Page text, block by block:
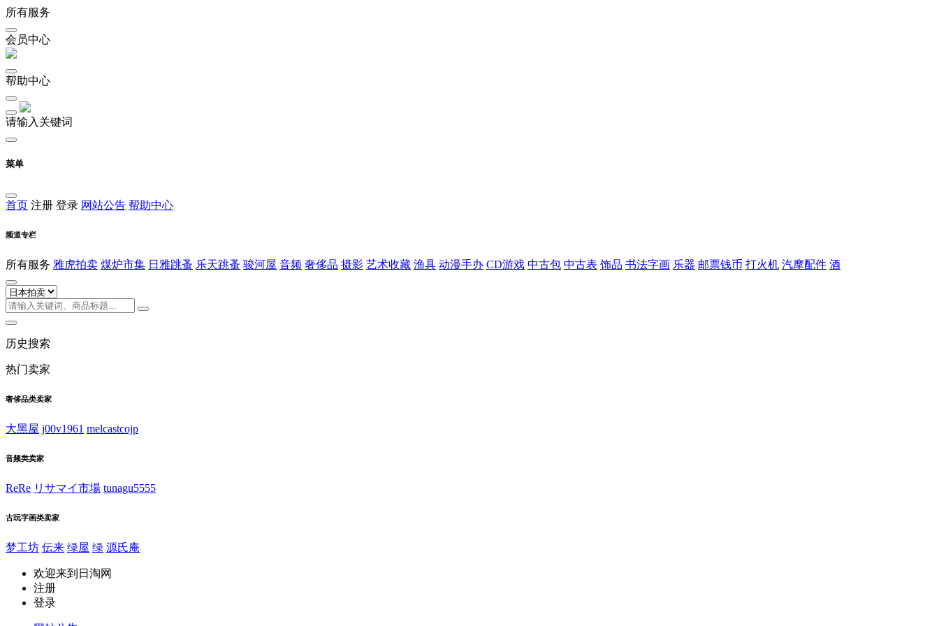
所有服务
会员中心
帮助中心
请输入关键词
菜单
首页 注册 登录 网站公告 帮助中心
频道专栏
所有服务 雅虎拍卖 煤炉市集 日雅跳蚤 乐天跳蚤 骏河屋 音频 奢侈品 摄影 艺术收藏 渔具 动漫手办 CD游戏 中古包 中古表 饰品 书法字画 乐器 邮票钱币 打火机 汽摩配件 酒
历史搜索
热门卖家
奢侈品类卖家
大黑屋 j00v1961 melcastcojp
音频类卖家
ReRe リサマイ市場 tunagu5555
古玩字画类卖家
梦工坊 伝来 绿屋 绿 源氏庵
欢迎来到日淘网
注册
登录